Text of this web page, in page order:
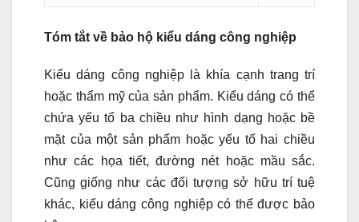
Tóm tắt về bảo hộ kiểu dáng công nghiệp
Kiểu dáng công nghiệp là khía cạnh trang trí
hoặc thẩm mỹ của sản phẩm. Kiểu dáng có thể
chứa yếu tố ba chiều như hình dạng hoặc bề
mặt của một sản phẩm hoặc yếu tố hai chiều
như các họa tiết, đường nét hoặc mầu sắc.
Cũng giống như các đối tượng sở hữu trí tuệ
khác, kiểu dáng công nghiệp có thể được bảo